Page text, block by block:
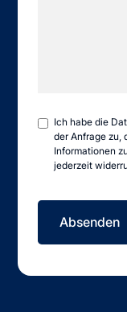
Ich habe die
der Anfrage zu,
Informationen
jederzeit